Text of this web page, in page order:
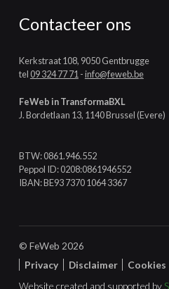
Contacteer ons
Kerkstraat 108, 9050 Gentbrugge
tel09 324 77 71-info@feweb.be
FeWeb in TransformaBXL
J. Bordetlaan 13, 1140 Brussel (Evere)
BTW: 0861.946.552
Peppol ID: 0208:0861946552
IBAN: BE93 7370 1064 3367
© FeWeb 2026
Privacy
Disclaimer Cookies
Website created and supported by